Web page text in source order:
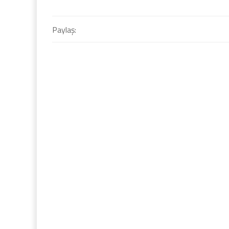
Paylaş: